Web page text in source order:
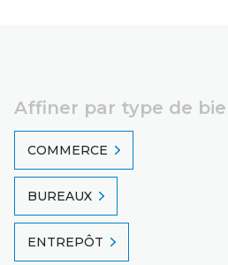
Affiner par type de
COMMERCE
BUREAUX
ENTREPÔT